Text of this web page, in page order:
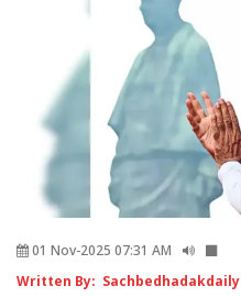
01 Nov-2025 07:31 AM
Written By: Sachbedhadakdaily